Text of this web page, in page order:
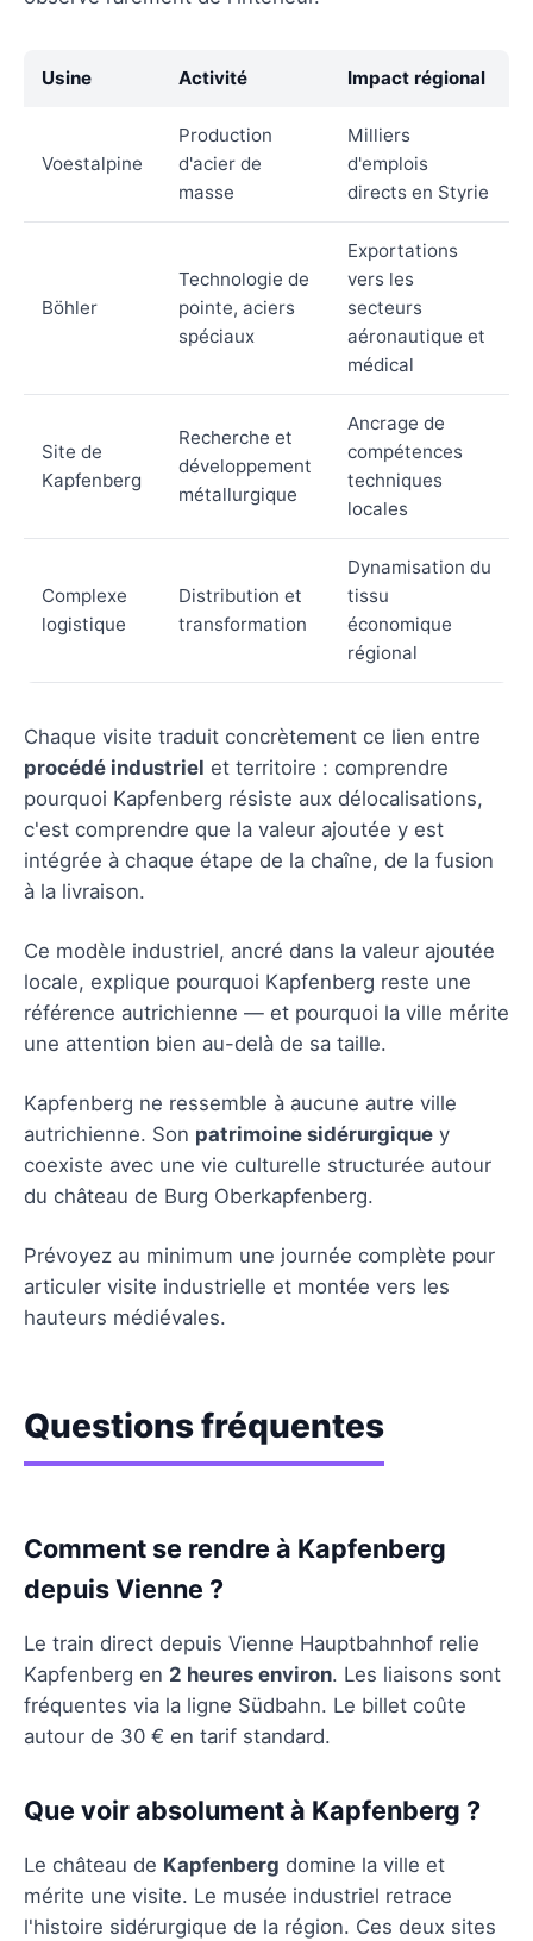
Usine Activité Impact régional
Voestalpine
Production
d'acier de
masse
Milliers
d'emplois
directs en Styrie
Böhler
Technologie de
pointe, aciers
spéciaux
Exportations
vers les
secteurs
aéronautique et
médical
Site de
Kapfenberg
Recherche et
développement
métallurgique
Ancrage de
compétences
techniques
locales
Complexe
logistique
Distribution et
transformation
Dynamisation du
tissu
économique
régional
Chaque visite traduit concrètement ce lien entre
procédé industriel et territoire : comprendre
pourquoi Kapfenberg résiste aux délocalisations,
c'est comprendre que la valeur ajoutée y est
intégrée à chaque étape de la chaîne, de la fusion
à la livraison.
Ce modèle industriel, ancré dans la valeur ajoutée
locale, explique pourquoi Kapfenberg reste une
référence autrichienne — et pourquoi la ville mérite
une attention bien au-delà de sa taille.
Kapfenberg ne ressemble à aucune autre ville
autrichienne. Son patrimoine sidérurgique y
coexiste avec une vie culturelle structurée autour
du château de Burg Oberkapfenberg.
Prévoyez au minimum une journée complète pour
articuler visite industrielle et montée vers les
hauteurs médiévales.
Questions fréquentes
Comment se rendre à Kapfenberg
depuis Vienne ?
Le train direct depuis Vienne Hauptbahnhof relie
Kapfenberg en 2 heures environ. Les liaisons sont
fréquentes via la ligne Südbahn. Le billet coûte
autour de 30 € en tarif standard.
Que voir absolument à Kapfenberg ?
Le château de Kapfenberg domine la ville et
mérite une visite. Le musée industriel retrace
l'histoire sidérurgique de la région. Ces deux sites